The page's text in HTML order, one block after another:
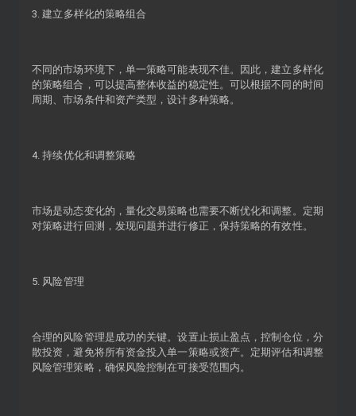
3. 建立多样化的策略组合
不同的市场环境下，单一策略可能表现不佳。因此，建立多样化
的策略组合，可以提高整体收益的稳定性。可以根据不同的时间
周期、市场条件和资产类型，设计多种策略。
4. 持续优化和调整策略
市场是动态变化的，量化交易策略也需要不断优化和调整。定期
对策略进行回测，发现问题并进行修正，保持策略的有效性。
5. 风险管理
合理的风险管理是成功的关键。设置止损止盈点，控制仓位，分
散投资，避免将所有资金投入单一策略或资产。定期评估和调整
风险管理策略，确保风险控制在可接受范围内。